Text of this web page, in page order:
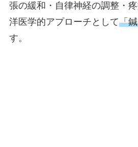
張の緩和・自律神経の調整・
洋医学的アプローチとして「
す。